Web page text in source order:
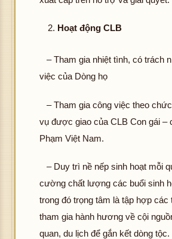
Hoạt động CLB
– Tham gia nhiệt tình, có trách
việc của Dòng họ
– Tham gia công việc theo
vụ được giao của CLB Con gái –
Phạm Việt Nam.
– Duy trì nề nếp sinh hoạt mỗi
cường chất lượng các buổi sinh
trong đó trọng tâm là tập hợp các
tham gia hành hương về cội
quan, du lịch để gắn kết dòng